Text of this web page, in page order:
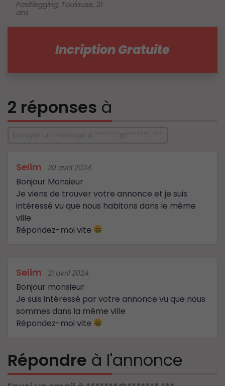
Pasiflegging, Toulouse,21
ans
Incription Gratuite
2 réponses à
Selim 20 avril 2024
Bonjour Monsieur
Je viens de trouver votre annonce et je suis
intéressé vu que nous habitons dans le même
ville
Répondez-moi vite
Selim 21 avril 2024
Bonjour monsieur
Je suis intéressé par votre annonce vu que nous
sommes dans la même ville
Répondez-moi vite
Répondre à l'annonce